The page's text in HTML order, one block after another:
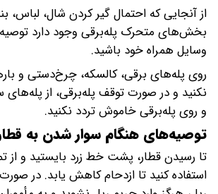
از آنجایی که احتمال گیر کردن شال، لباس،
بخش‌های متحرک پله‌برقی وجود دارد
وسایل همراه خود باشید.
روی پله‌های برقی، کالسکه، چرخ‌دستی و
نکنید و در صورت توقف پله‌برقی، از پله‌های
و روی پله‌برقی خاموش تردد نکنید.
توصیه‌های هنگام سوار شدن به
تا رسیدن قطار، پشت خط زرد بایستید و از
استفاده کنید تا ازدحام کاهش یابد. در